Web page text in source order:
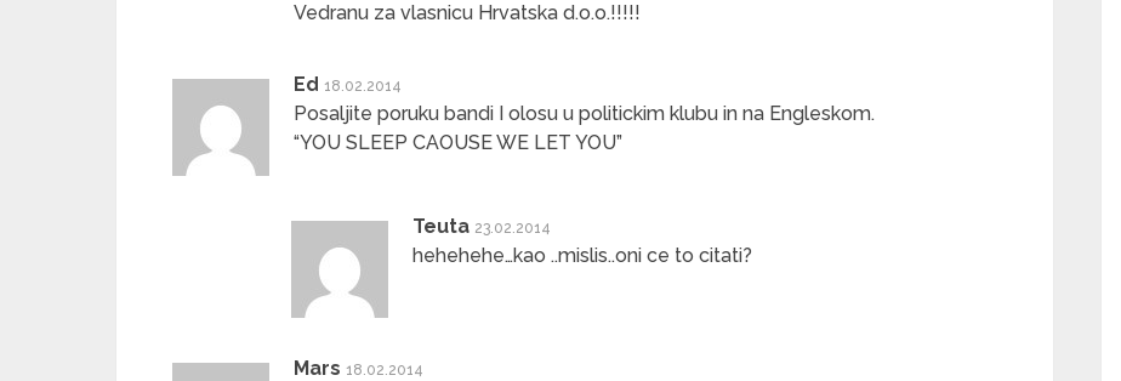
Vedranu za vlasnicu Hrvatska d.o.o.!!!!!
Ed 18.02.2014
Posaljite poruku bandi I olosu u politickim klubu in na Engleskom.
“YOU SLEEP CAOUSE WE LET YOU”
Teuta 23.02.2014
hehehehe…kao ..mislis..oni ce to citati?
Mars 18.02.2014